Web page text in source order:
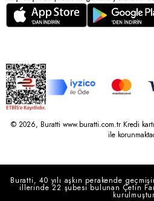
© 2026, Buratti www.buratti.com.tr Kredi
ile
Buratti, 40 yılı aşkın perakende
illerinde 22 şubesi bulunan Çetin